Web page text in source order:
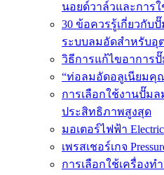
นอยด์วาล์วและการ
30 ข้อควรรู้เกี่ยวกับ
ระบบลมอัดสำหรับอุ
วิธีการแก้ไขอาการปั๊
“ท่อลมอัดอลูเนียมคุ
การเลือกใช้งานปั๊ม
ประสิทธิภาพสูงสุด
มอเตอร์ไฟฟ้า
เพรสเชอร์เกจ
การเลือกใช้เครื่องท